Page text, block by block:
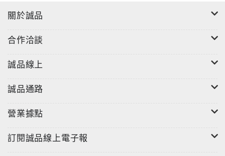
關於誠品
合作洽談
誠品線上
誠品通路
營業據點
訂閱誠品線上電子報